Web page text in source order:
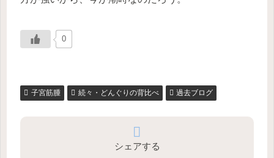
0
子宮筋腫 続々・どんぐりの背比べ 過去ブログ
シェアする